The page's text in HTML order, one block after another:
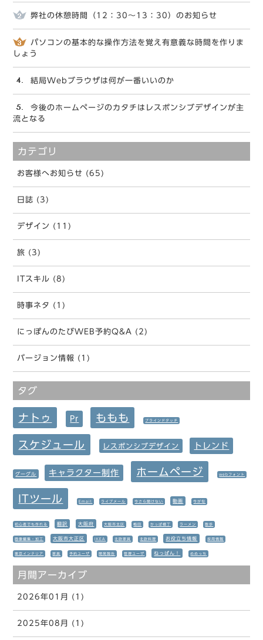
弊社の休憩時間（12：30～13：30）のお知らせ
パソコンの基本的な操作方法を覚え有意義な時間を作りま
しょう
結局Webブラウザは何が一番いいのか
今後のホームページのカタチはレスポンシブデザインが主
流となる
カテゴリ
お客様へお知らせ (65)
日誌 (3)
デザイン (11)
旅 (3)
ITスキル (8)
時事ネタ (1)
にっぽんのたびWEB予約Q&A (2)
バージョン情報 (1)
タグ
ナトゥ Pr ももも ブラインドタッチ
スケジュール レスポンシブデザイン トレンド
グーグル キャラクター制作 ホームページ webフォント
ITツール Email ライブメール 今さら聞けない 動画 今が旬
初心者でも作れる 翻訳 大阪府 大阪市北区 梅田 かっぱ横丁 ラーメン 散歩
画像編集・加工 大阪市大正区 IKEA 北欧家具 北欧料理 お役立ち情報 採用情報
東京インテリア 家具 予約ユーザ 開発報告 管理ユーザ ねっぱん！ めめっち
月間アーカイブ
2026年01月 (1)
2025年08月 (1)